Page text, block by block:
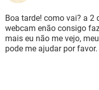
GUIA DE COMPRAS
INSTAGRAM
GUIA DE COMPRAS
CELULAR
OUTLOOK
INSTAGRAM
CELULAR
OUTLOOK
Boa tarde! como vai? a
webcam enão consigo
mais eu não me vejo,
pode me ajudar por